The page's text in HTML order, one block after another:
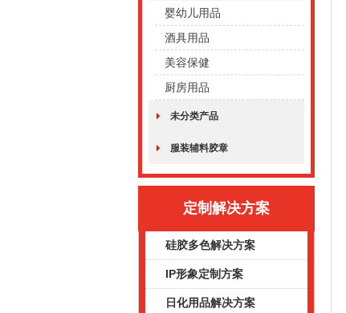
婴幼儿用品
酒具用品
美容保健
厨房用品
未分类产品
服装辅料胶章
定制解决方案
硅胶多色解决方案
IP形象定制方案
日化用品解决方案